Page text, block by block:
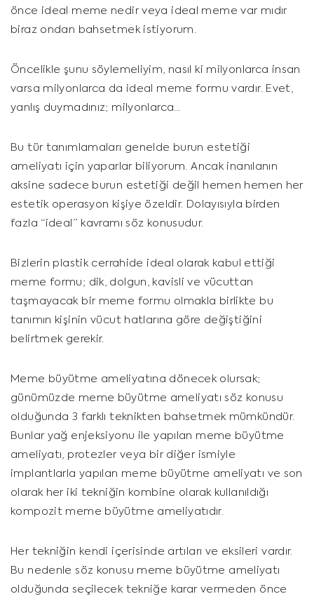
önce ideal meme nedir veya ideal meme var mıdır
biraz ondan bahsetmek istiyorum.
Öncelikle şunu söylemeliyim, nasıl ki milyonlarca insan
varsa milyonlarca da ideal meme formu vardır. Evet,
yanlış duymadınız; milyonlarca…
Bu tür tanımlamaları genelde burun estetiği
ameliyatı için yaparlar biliyorum. Ancak inanılanın
aksine sadece burun estetiği değil hemen hemen her
estetik operasyon kişiye özeldir. Dolayısıyla birden
fazla “ideal” kavramı söz konusudur.
Bizlerin plastik cerrahide ideal olarak kabul ettiği
meme formu; dik, dolgun, kavisli ve vücuttan
taşmayacak bir meme formu olmakla birlikte bu
tanımın kişinin vücut hatlarına göre değiştiğini
belirtmek gerekir.
Meme büyütme ameliyatına dönecek olursak;
günümüzde meme büyütme ameliyatı söz konusu
olduğunda 3 farklı teknikten bahsetmek mümkündür.
Bunlar yağ enjeksiyonu ile yapılan meme büyütme
ameliyatı, protezler veya bir diğer ismiyle
implantlarla yapılan meme büyütme ameliyatı ve son
olarak her iki tekniğin kombine olarak kullanıldığı
kompozit meme büyütme ameliyatıdır.
Her tekniğin kendi içerisinde artıları ve eksileri vardır.
Bu nedenle söz konusu meme büyütme ameliyatı
olduğunda seçilecek tekniğe karar vermeden önce